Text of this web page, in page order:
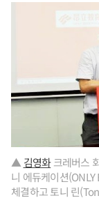
▲ 김영화크레버스
니 에듀케이션
체결하고 토니 린